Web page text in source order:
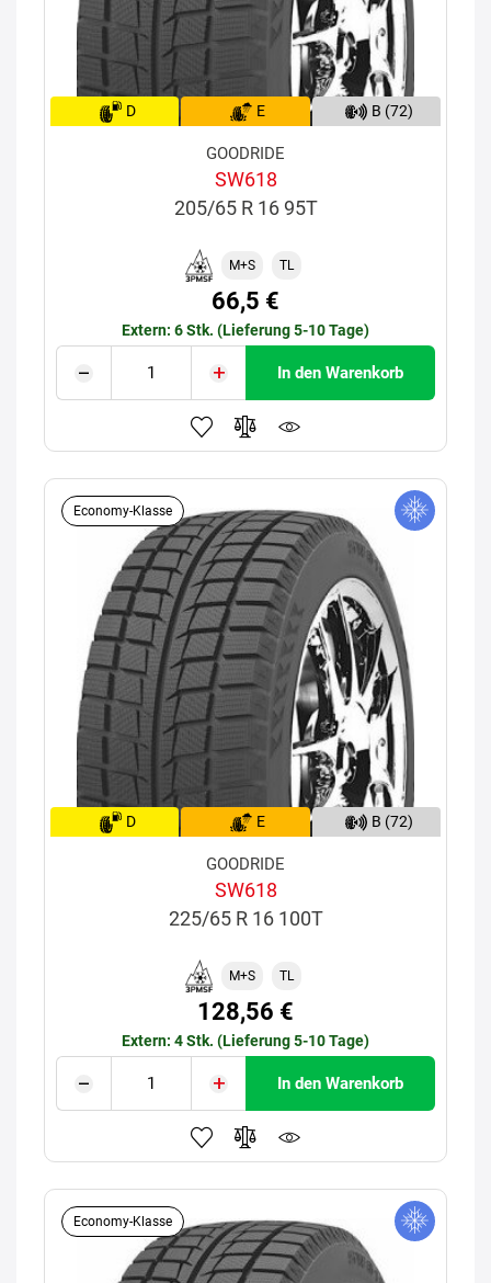
D E B (72)
GOODRIDE
SW618
205/65 R 16 95T
M+S TL
66,5 €
Extern: 6 Stk. (Lieferung 5-10 Tage)
In den Warenkorb
Economy-Klasse
D E B (72)
GOODRIDE
SW618
225/65 R 16 100T
M+S TL
128,56 €
Extern: 4 Stk. (Lieferung 5-10 Tage)
In den Warenkorb
Economy-Klasse